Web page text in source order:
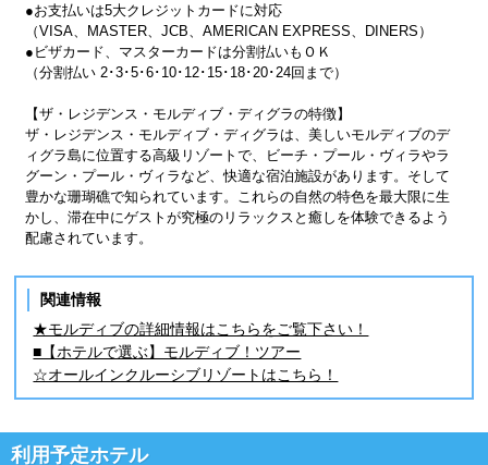
●お支払いは5大クレジットカードに対応
（VISA、MASTER、JCB、AMERICAN EXPRESS、DINERS）
●ビザカード、マスターカードは分割払いもＯＫ
（分割払い 2･3･5･6･10･12･15･18･20･24回まで）
【ザ・レジデンス・モルディブ・ディグラの特徴】
ザ・レジデンス・モルディブ・ディグラは、美しいモルディブのデ
ィグラ島に位置する高級リゾートで、ビーチ・プール・ヴィラやラ
グーン・プール・ヴィラなど、快適な宿泊施設があります。そして
豊かな珊瑚礁で知られています。これらの自然の特色を最大限に生
かし、滞在中にゲストが究極のリラックスと癒しを体験できるよう
配慮されています。
関連情報
★モルディブの詳細情報はこちらをご覧下さい！
■【ホテルで選ぶ】モルディブ！ツアー
☆オールインクルーシブリゾートはこちら！
利用予定ホテル